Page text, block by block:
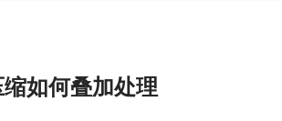
如何叠加处理